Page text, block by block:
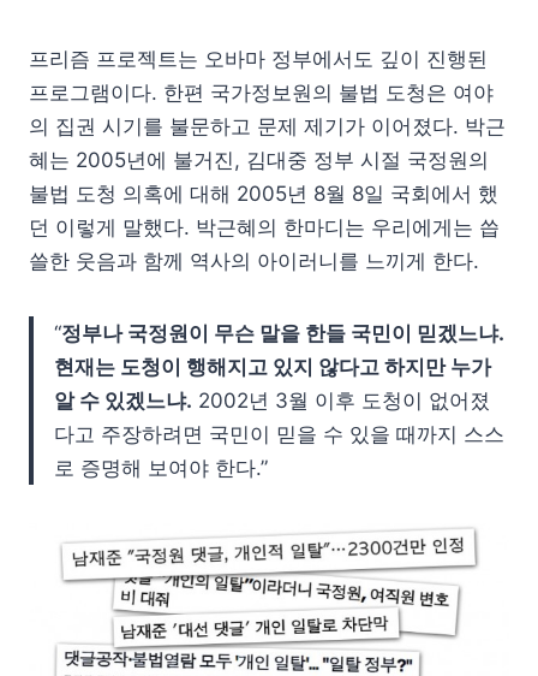
프리즘 프로젝트는 오바마 정부에서도 깊이 진행된
프로그램이다. 한편 국가정보원의 불법 도청은 여야
의 집권 시기를 불문하고 문제 제기가 이어졌다. 박근
혜는 2005년에 불거진, 김대중 정부 시절 국정원의
불법 도청 의혹에 대해 2005년 8월 8일 국회에서 했
던 이렇게 말했다. 박근혜의 한마디는 우리에게는 씁
쓸한 웃음과 함께 역사의 아이러니를 느끼게 한다.
“정부나 국정원이 무슨 말을 한들 국민이 믿겠느냐.
현재는 도청이 행해지고 있지 않다고 하지만 누가
알 수 있겠느냐. 2002년 3월 이후 도청이 없어졌
다고 주장하려면 국민이 믿을 수 있을 때까지 스스
로 증명해 보여야 한다.”